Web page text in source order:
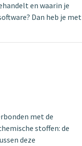
en waarin je
Dan heb je met
met de
stoffen: de
deze